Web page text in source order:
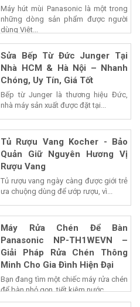
Máy hút mùi Panasonic là một trong
những dòng sản phẩm được người
dùng Việt...
Sửa Bếp Từ Đức Junger Tại
Nhà HCM & Hà Nội – Nhanh
Chóng, Uy Tín, Giá Tốt
Bếp từ Junger là thương hiệu Đức,
nhà máy sản xuất được đặt tại...
Tủ Rượu Vang Kocher - Bảo
Quản Giữ Nguyên Hương Vị
Rượu Vang
Tủ rượu vang ngày càng được giới trẻ
ưa chuộng dùng để ướp rượu, vì...
Máy Rửa Chén Để Bàn
Panasonic NP-TH1WEVN –
Giải Pháp Rửa Chén Thông
Minh Cho Gia Đình Hiện Đại
Bạn đang tìm một chiếc máy rửa chén
để bàn nhỏ gọn, tiết kiệm nước...